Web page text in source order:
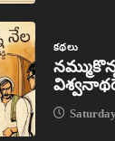
కథలు